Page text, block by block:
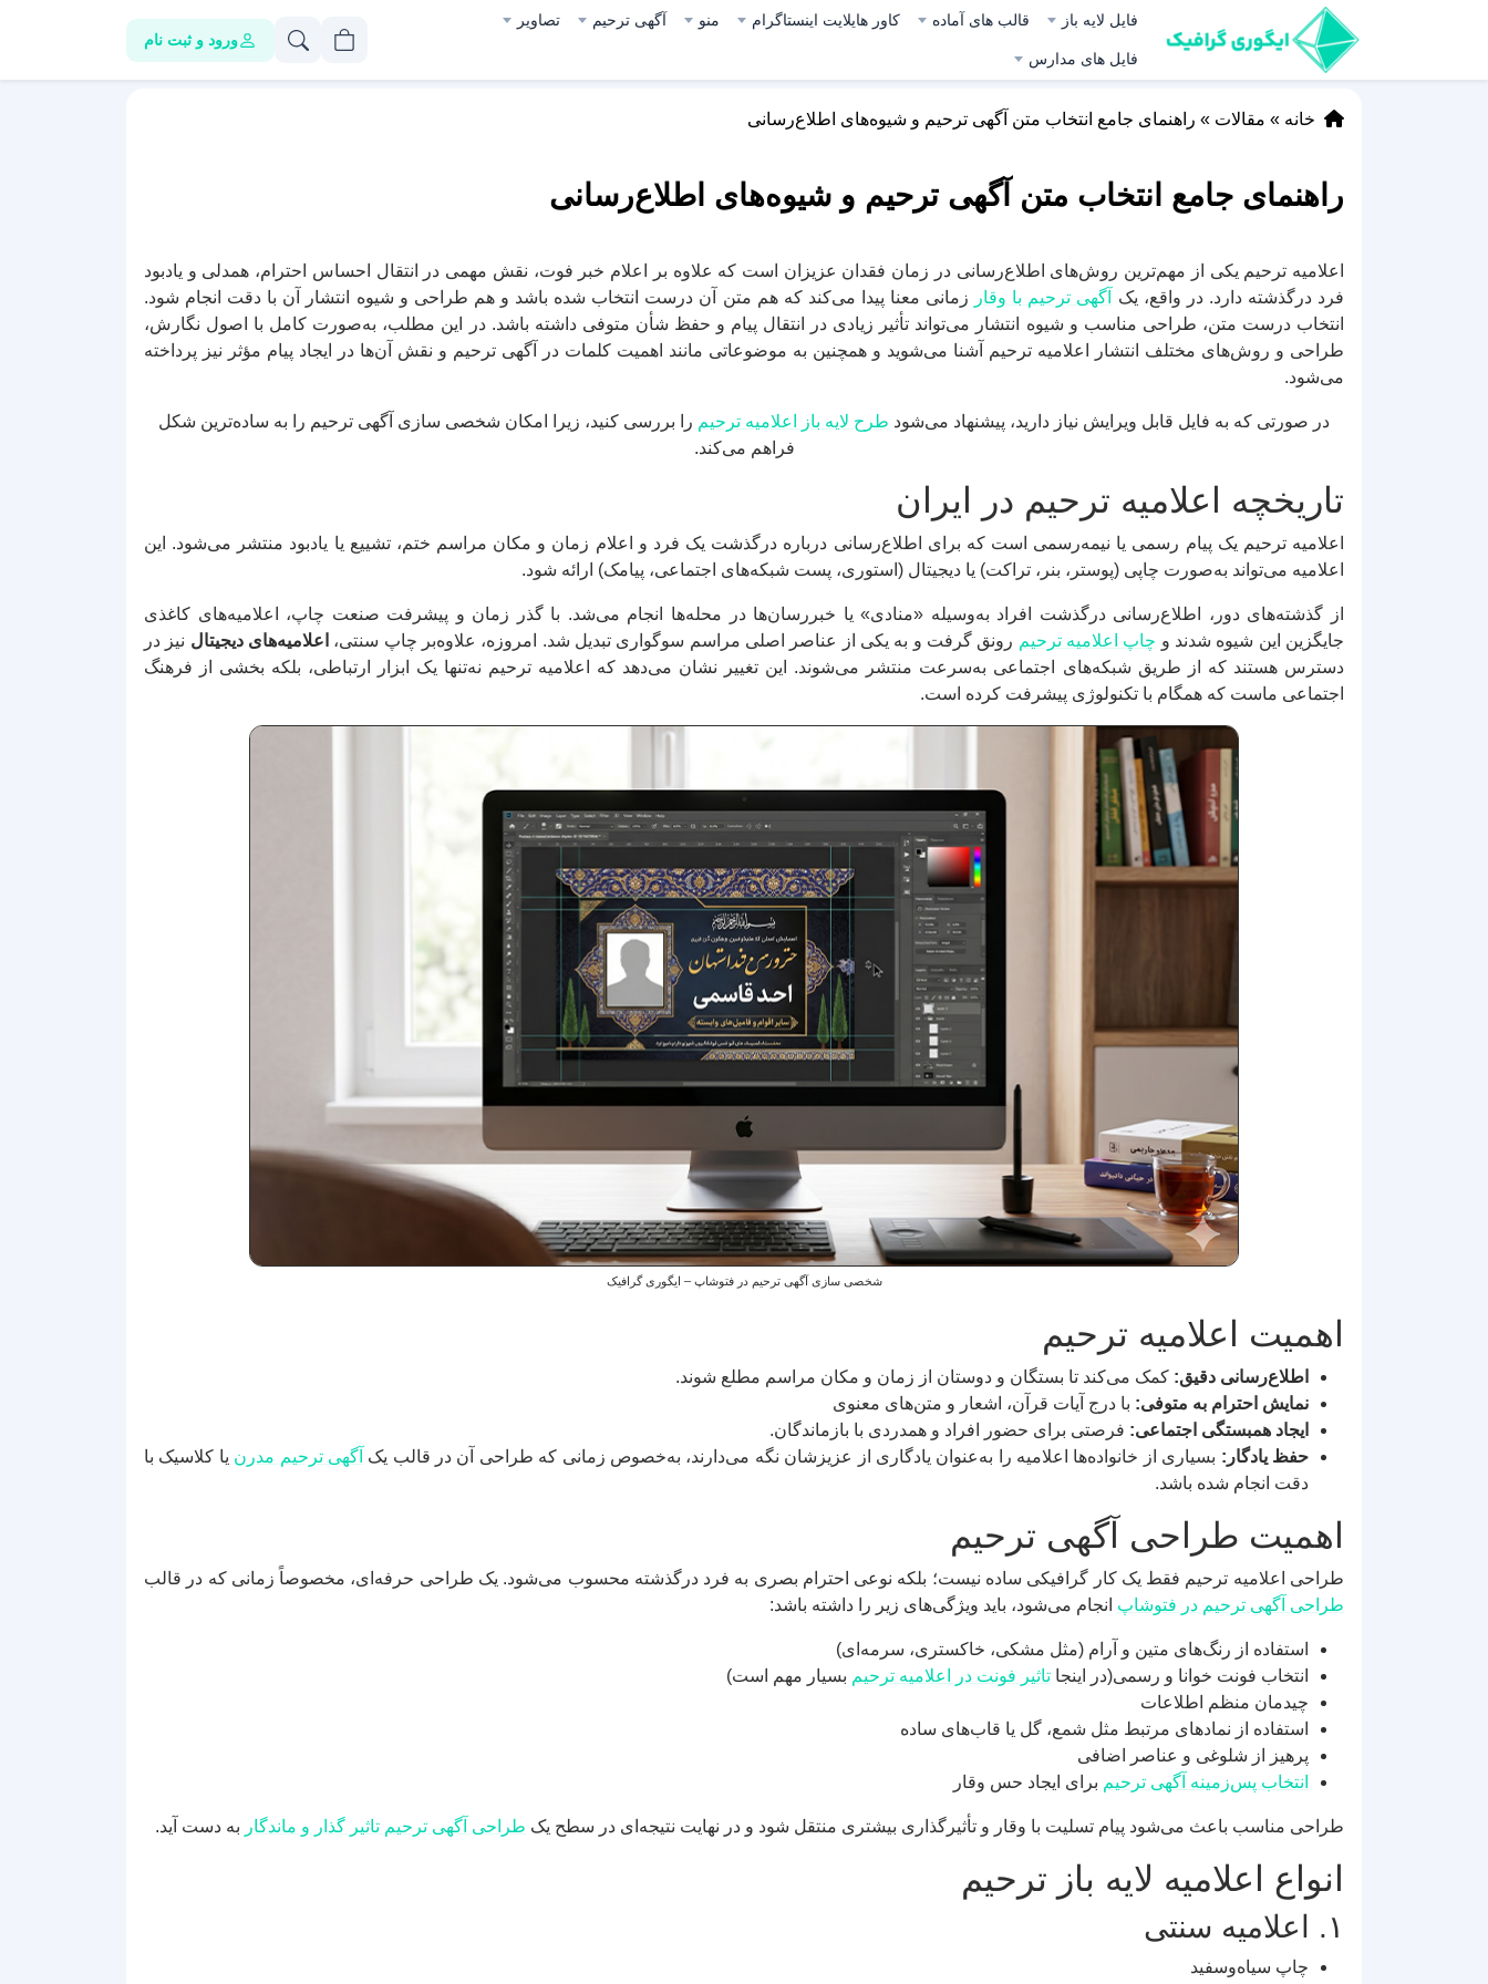
فایل لایه باز قالب های آماده کاور هایلایت اینستاگرام منو آگهی ترحیم تصاویر
فایل های مدارس
ورود و ثبت نام
خانه » مقالات » راهنمای جامع انتخاب متن آگهی ترحیم و شیوه‌های اطلاع‌رسانی
راهنمای جامع انتخاب متن آگهی ترحیم و شیوه‌های اطلاع‌رسانی
اعلامیه ترحیم یکی از مهم‌ترین روش‌های اطلاع‌رسانی در زمان فقدان عزیزان است که علاوه بر اعلام خبر فوت، نقش مهمی در انتقال احساس احترام، همدلی و یادبود
فرد درگذشته دارد. در واقع، یک
آگهی ترحیم با وقار
زمانی معنا پیدا می‌کند که هم متن آن درست انتخاب شده باشد و هم طراحی و شیوه انتشار آن با دقت انجام شود.
انتخاب درست متن، طراحی مناسب و شیوه انتشار می‌تواند تأثیر زیادی در انتقال پیام و حفظ شأن متوفی داشته باشد. در این مطلب، به‌صورت کامل با اصول نگارش،
طراحی و روش‌های مختلف انتشار اعلامیه ترحیم آشنا می‌شوید و همچنین به موضوعاتی مانند اهمیت کلمات در آگهی ترحیم و نقش آن‌ها در ایجاد پیام مؤثر نیز پرداخته
می‌شود.
در صورتی که به فایل قابل ویرایش نیاز دارید، پیشنهاد می‌شود طرح لایه باز اعلامیه ترحیم را بررسی کنید، زیرا امکان شخصی سازی آگهی ترحیم را به ساده‌ترین شکل
فراهم می‌کند.
تاریخچه اعلامیه ترحیم در ایران
اعلامیه ترحیم یک پیام رسمی یا نیمه‌رسمی است که برای اطلاع‌رسانی درباره درگذشت یک فرد و اعلام زمان و مکان مراسم ختم، تشییع یا یادبود منتشر می‌شود. این
اعلامیه می‌تواند به‌صورت چاپی (پوستر، بنر، تراکت) یا دیجیتال (استوری، پست شبکه‌های اجتماعی، پیامک) ارائه شود.
از گذشته‌های دور، اطلاع‌رسانی درگذشت افراد به‌وسیله «منادی» یا خبررسان‌ها در محله‌ها انجام می‌شد. با گذر زمان و پیشرفت صنعت چاپ، اعلامیه‌های کاغذی
جایگزین این شیوه شدند و چاپ اعلامیه ترحیم رونق گرفت و به یکی از عناصر اصلی مراسم سوگواری تبدیل شد. امروزه، علاوه‌بر چاپ سنتی، اعلامیه‌های دیجیتال نیز در
دسترس هستند که از طریق شبکه‌های اجتماعی به‌سرعت منتشر می‌شوند. این تغییر نشان می‌دهد که اعلامیه ترحیم نه‌تنها یک ابزار ارتباطی، بلکه بخشی از فرهنگ
اجتماعی ماست که همگام با تکنولوژی پیشرفت کرده است.
شخصی سازی آگهی ترحیم در فتوشاپ – ایگوری گرافیک
اهمیت اعلامیه ترحیم
اطلاع‌رسانی دقیق: کمک می‌کند تا بستگان و دوستان از زمان و مکان مراسم مطلع شوند.
نمایش احترام به متوفی: با درج آیات قرآن، اشعار و متن‌های معنوی
ایجاد همبستگی اجتماعی: فرصتی برای حضور افراد و همدردی با بازماندگان.
حفظ یادگار: بسیاری از خانواده‌ها اعلامیه را به‌عنوان یادگاری از عزیزشان نگه می‌دارند، به‌خصوص زمانی که طراحی آن در قالب یک آگهی ترحیم مدرن یا کلاسیک با
دقت انجام شده باشد.
اهمیت طراحی آگهی ترحیم
طراحی اعلامیه ترحیم فقط یک کار گرافیکی ساده نیست؛ بلکه نوعی احترام بصری به فرد درگذشته محسوب می‌شود. یک طراحی حرفه‌ای، مخصوصاً زمانی که در قالب
طراحی آگهی ترحیم در فتوشاپ انجام می‌شود، باید ویژگی‌های زیر را داشته باشد:
استفاده از رنگ‌های متین و آرام (مثل مشکی، خاکستری، سرمه‌ای)
انتخاب فونت خوانا و رسمی(در اینجا تاثیر فونت در اعلامیه ترحیم بسیار مهم است)
چیدمان منظم اطلاعات
استفاده از نمادهای مرتبط مثل شمع، گل یا قاب‌های ساده
پرهیز از شلوغی و عناصر اضافی
انتخاب پس‌زمینه آگهی ترحیم برای ایجاد حس وقار
طراحی مناسب باعث می‌شود پیام تسلیت با وقار و تأثیرگذاری بیشتری منتقل شود و در نهایت نتیجه‌ای در سطح یک طراحی آگهی ترحیم تاثیر گذار و ماندگار به دست آید.
انواع اعلامیه لایه باز ترحیم
۱. اعلامیه سنتی
چاپ سیاه‌وسفید